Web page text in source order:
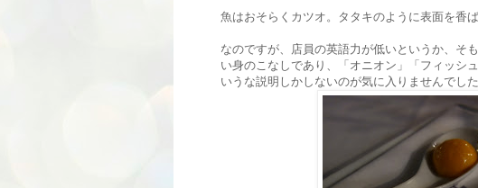
魚はおそらくカツオ。タタキのように表面を香
なのですが、店員の英語力が低いというか、そ
い身のこなしであり、「オニオン」「フィッシ
いうな説明しかしないのが気に入りませんでした